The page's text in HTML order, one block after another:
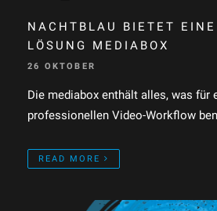
NACHTBLAU BIETET
LÖSUNG MEDIABOX
26 OKTOBER
Die mediabox enthält alles, was für
professionellen Video-Workflow
READ MORE